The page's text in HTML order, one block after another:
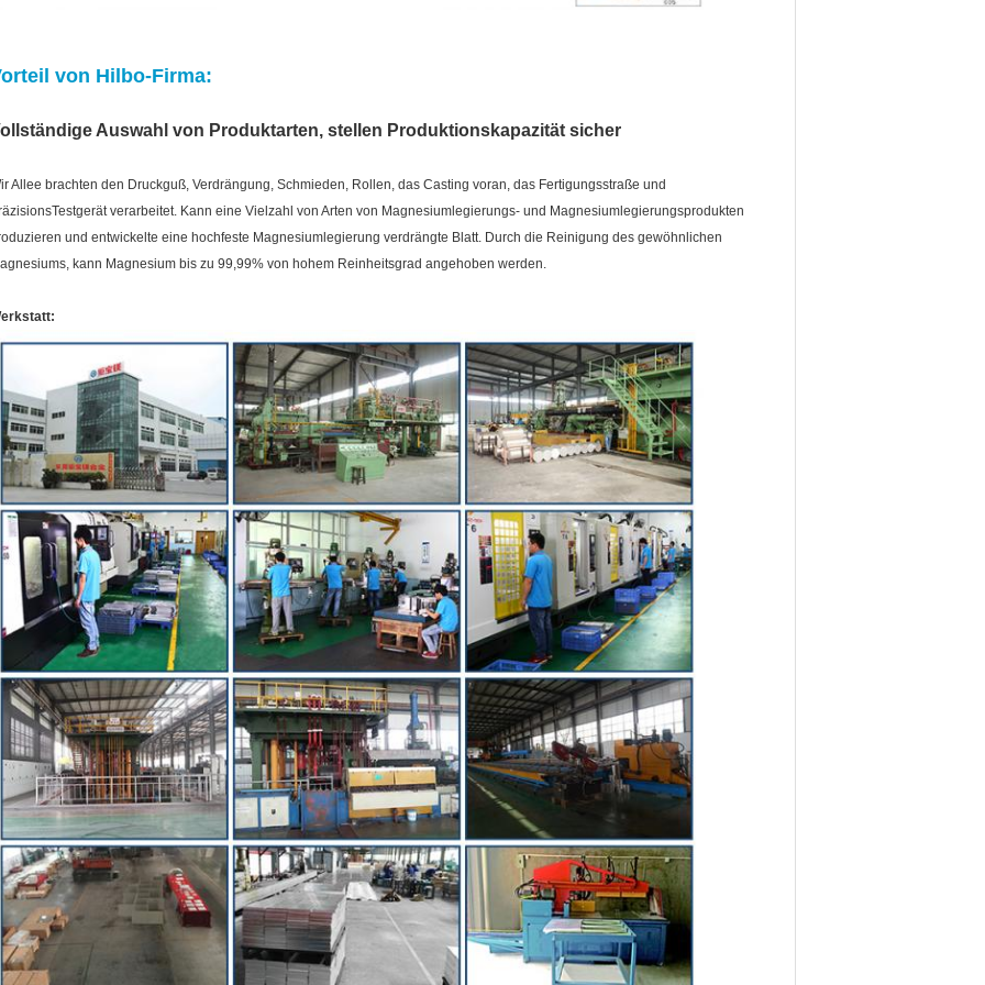
von Hilbo-Firma:
Auswahl von Produktarten, stellen Produktionskapazität sicher
Allee brachten den Druckguß, Verdrängung, Schmieden, Rollen, das Casting voran, das Fertigungsstraße und
verarbeitet. Kann eine Vielzahl von Arten von Magnesiumlegierungs- und Magnesiumlegierungsprodukten
und entwickelte eine hochfeste Magnesiumlegierung verdrängte Blatt. Durch die Reinigung des gewöhnlichen
kann Magnesium bis zu 99,99% von hohem Reinheitsgrad angehoben werden.